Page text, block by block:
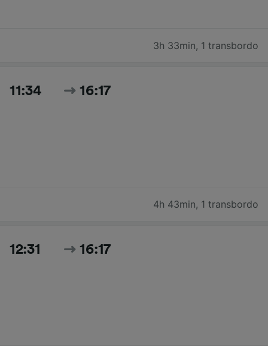
3h 33min, 1 transbordo
11:34 16:17
4h 43min, 1 transbordo
12:31 16:17